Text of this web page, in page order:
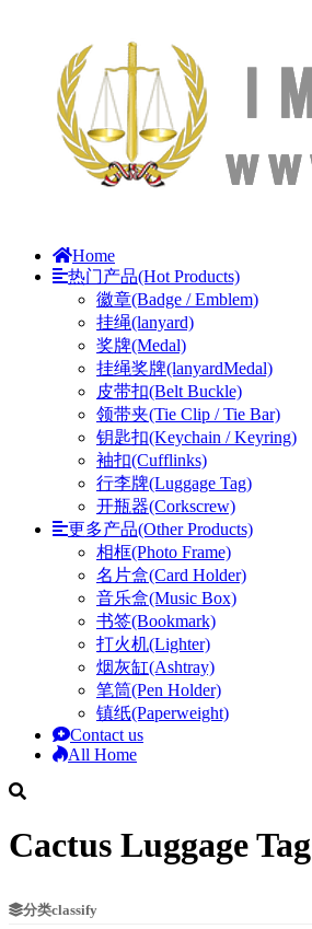
Home
热门产品(Hot Products)
徽章(Badge / Emblem)
挂绳(lanyard)
奖牌(Medal)
挂绳奖牌(lanyardMedal)
皮带扣(Belt Buckle)
领带夹(Tie Clip / Tie Bar)
钥匙扣(Keychain / Keyring)
袖扣(Cufflinks)
行李牌(Luggage Tag)
开瓶器(Corkscrew)
更多产品(Other Products)
相框(Photo Frame)
名片盒(Card Holder)
音乐盒(Music Box)
书签(Bookmark)
打火机(Lighter)
烟灰缸(Ashtray)
笔筒(Pen Holder)
镇纸(Paperweight)
Contact us
All Home
Cactus Luggage Tag
分类classify